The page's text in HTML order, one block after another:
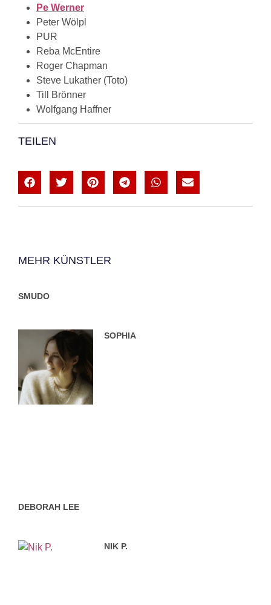
Pe Werner
Peter Wölpl
PUR
Reba McEntire
Roger Chapman
Steve Lukather (Toto)
Till Brönner
Wolfgang Haffner
TEILEN
MEHR KÜNSTLER
SMUDO
SOPHIA
DEBORAH LEE
NIK P.